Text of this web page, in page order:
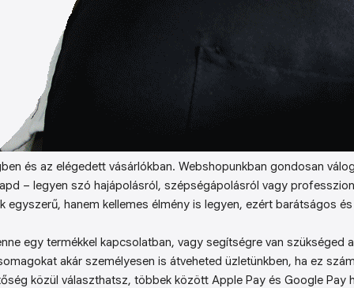
és az elégedett vásárlókban. Webshopunkban gondosan
– legyen szó hajápolásról, szépségápolásról vagy
egyszerű, hanem kellemes élmény is legyen, ezért barátságos
egy termékkel kapcsolatban, vagy segítségre van szükséged
akár személyesen is átveheted üzletünkben, ha ez
közül választhatsz, többek között Apple Pay és Google Pay